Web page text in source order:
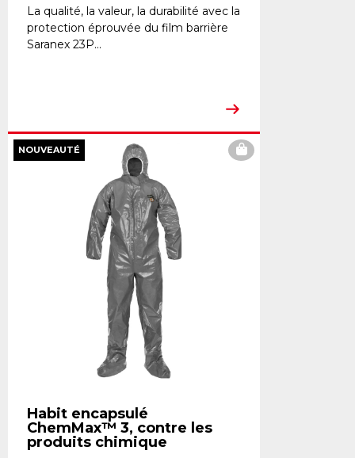
La qualité, la valeur, la durabilité avec la
protection éprouvée du film barrière
Saranex 23P...
NOUVEAUTÉ
Habit encapsulé
ChemMax™ 3, contre les
produits chimique